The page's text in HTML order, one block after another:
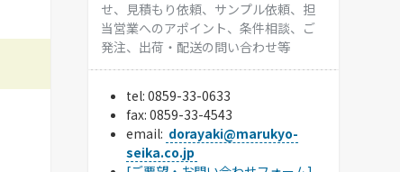
せ、見積もり依頼、サンプル依頼、担
当営業へのアポイント、条件相談、ご
発注、出荷・配送の問い合わせ等
tel: 0859-33-0633
fax: 0859-33-4543
email: dorayaki@marukyo-
seika.co.jp